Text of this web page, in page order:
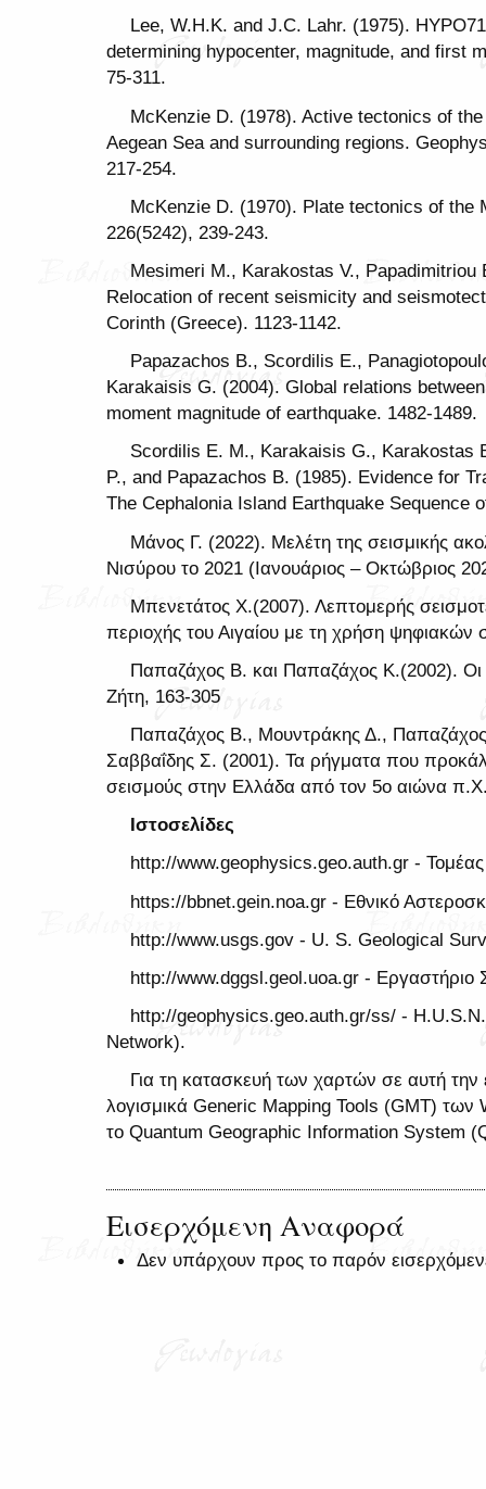
Lee, W.H.K. and J.C. Lahr. (1975).
determining hypocenter, magnitude, and first
75-311.
McKenzie D. (1978). Active tectonics of
Aegean Sea and surrounding regions.
217-254.
McKenzie D. (1970). Plate tectonics of the
226(5242), 239-243.
Mesimeri M., Karakostas V.,
Relocation of recent seismicity and
Corinth (Greece). 1123-1142.
Papazachos B., Scordilis E.,
Karakaisis G. (2004). Global relations
moment magnitude of earthquake. 1482-1489.
Scordilis E. M., Karakaisis G., Karakostas
P., and Papazachos B. (1985). Evidence for
The Cephalonia Island Earthquake Sequence
Μάνος Γ. (2022). Μελέτη της σεισμικής
Νισύρου το 2021 (Ιανουάριος – Οκτώβριος
Μπενετάτος Χ.(2007). Λεπτομερής
περιοχής του Αιγαίου με τη χρήση
Παπαζάχος Β. και Παπαζάχος Κ.(2002). Οι
Ζήτη, 163-305
Παπαζάχος Β., Μουντράκης Δ.,
Σαββαΐδης Σ. (2001). Τα ρήγματα που
σεισμούς στην Ελλάδα από τον 5ο αιώνα
Ιστοσελίδες
http://www.geophysics.geo.auth.gr -
https://bbnet.gein.noa.gr - Εθνικό
http://www.usgs.gov - U. S. Geological
http://www.dggsl.geol.uoa.gr - Εργαστήριο
http://geophysics.geo.auth.gr/ss/ -
Network).
Για τη κατασκευή των χαρτών σε αυτή
λογισμικά Generic Mapping Tools (GMT)
το Quantum Geographic Information System
Εισερχόμενη Αναφορά
Δεν υπάρχουν προς το παρόν